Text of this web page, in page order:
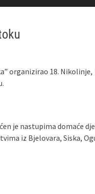
organizirao 18.
je nastupima domaće
iz Bjelovara, Siska,